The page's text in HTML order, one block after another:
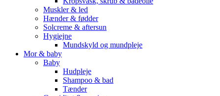
Muskler & led
Hænder & fødder
Solcreme & aftersun
Hygiejne
Mundskyld og mundpleje
Mor & baby
Baby
Hudpleje
Shampoo & bad
Tænder